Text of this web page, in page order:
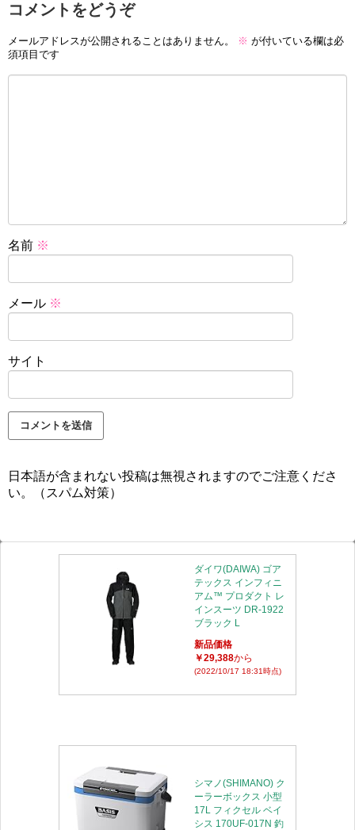
コメントをどうぞ
メールアドレスが公開されることはありません。 ※ が付いている欄は必
須項目です
名前 ※
メール ※
サイト
日本語が含まれない投稿は無視されますのでご注意くださ
い。（スパム対策）
ダイワ(DAIWA) ゴア
テックス インフィニ
アム™ プロダクト レ
インスーツ DR-1922
ブラック L
新品価格
￥29,388から
(2022/10/17 18:31時点)
シマノ(SHIMANO) ク
ーラーボックス 小型
17L フィクセル ベイ
シス 170UF-017N 釣